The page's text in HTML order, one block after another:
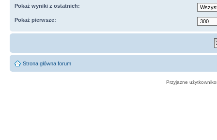
Pokaż wyniki z ostatnich:
Pokaż pierwsze:
Strona główna forum
Przyjazne